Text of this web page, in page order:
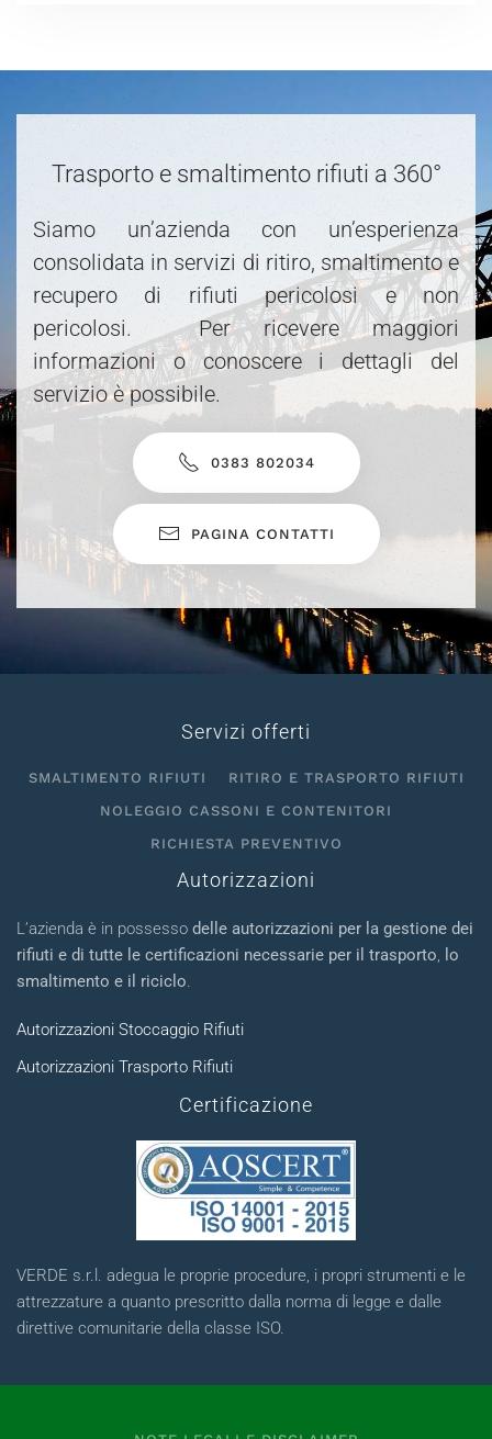
Trasporto e smaltimento rifiuti a 360°
Siamo un’azienda con un’esperienza
consolidata in servizi di ritiro, smaltimento e
recupero di rifiuti pericolosi e non
pericolosi. Per ricevere maggiori
informazioni o conoscere i dettagli del
servizio è possibile.
0383 802034
PAGINA CONTATTI
Servizi offerti
SMALTIMENTO RIFIUTI
RITIRO E TRASPORTO RIFIUTI
NOLEGGIO CASSONI E CONTENITORI
RICHIESTA PREVENTIVO
Autorizzazioni
L’azienda è in possesso delle autorizzazioni per la gestione dei
rifiuti e di tutte le certificazioni necessarie per il trasporto
lo
smaltimento e il riciclo
Autorizzazioni Stoccaggio Rifiuti
Autorizzazioni Trasporto Rifiuti
Certificazione
VERDE s.r.l. adegua le proprie procedure, i propri strumenti e le
attrezzature a quanto prescritto dalla norma di legge e dalle
direttive comunitarie della classe ISO.